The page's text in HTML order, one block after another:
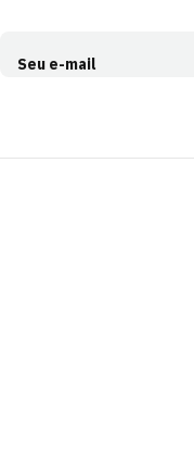
Seu e-mail